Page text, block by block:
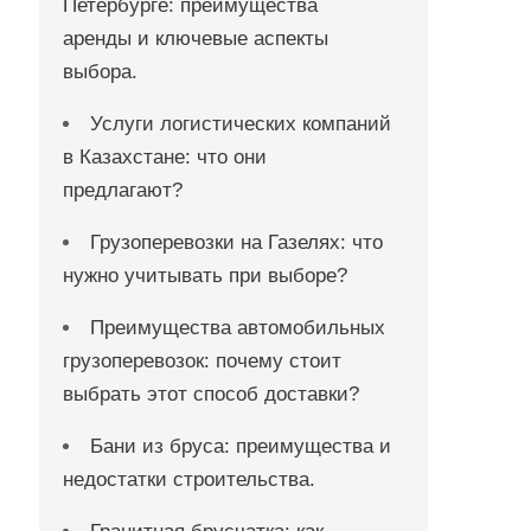
Петербурге: преимущества
аренды и ключевые аспекты
выбора.
Услуги логистических компаний
в Казахстане: что они
предлагают?
Грузоперевозки на Газелях: что
нужно учитывать при выборе?
Преимущества автомобильных
грузоперевозок: почему стоит
выбрать этот способ доставки?
Бани из бруса: преимущества и
недостатки строительства.